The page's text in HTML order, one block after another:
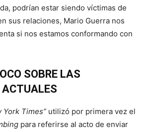
podrían estar siendo víctimas de
sus relaciones, Mario Guerra nos
si nos estamos conformando con
SOBRE LAS
ACTUALES
York Times” utilizó por primera vez el
para referirse al acto de enviar